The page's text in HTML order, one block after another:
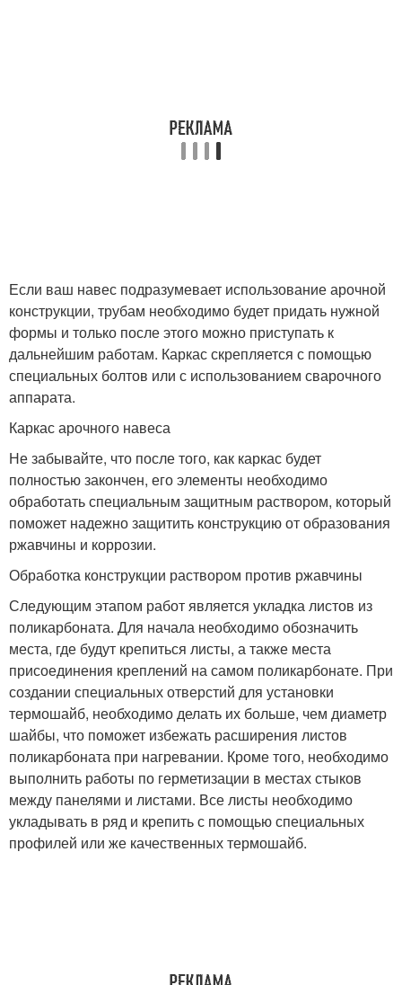
Если ваш навес подразумевает использование арочной
конструкции, трубам необходимо будет придать нужной
формы и только после этого можно приступать к
дальнейшим работам. Каркас скрепляется с помощью
специальных болтов или с использованием сварочного
аппарата.
Каркас арочного навеса
Не забывайте, что после того, как каркас будет
полностью закончен, его элементы необходимо
обработать специальным защитным раствором, который
поможет надежно защитить конструкцию от образования
ржавчины и коррозии.
Обработка конструкции раствором против ржавчины
Следующим этапом работ является укладка листов из
поликарбоната. Для начала необходимо обозначить
места, где будут крепиться листы, а также места
присоединения креплений на самом поликарбонате. При
создании специальных отверстий для установки
термошайб, необходимо делать их больше, чем диаметр
шайбы, что поможет избежать расширения листов
поликарбоната при нагревании. Кроме того, необходимо
выполнить работы по герметизации в местах стыков
между панелями и листами. Все листы необходимо
укладывать в ряд и крепить с помощью специальных
профилей или же качественных термошайб.